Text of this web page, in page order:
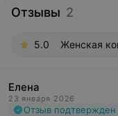
Отзывы 2
5.0 Женская
Елена
23 января 2026
Отзыв подтвержден